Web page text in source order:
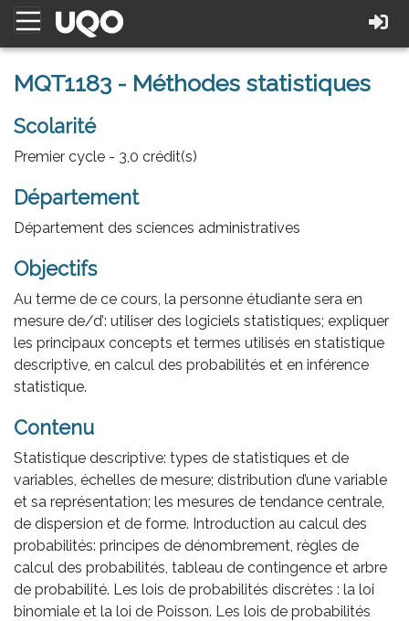
MQT1183 - Méthodes statistiques
Scolarité
Premier cycle - 3,0 crédit(s)
Département
Département des sciences administratives
Objectifs
Au terme de ce cours, la personne étudiante sera en
mesure de/d’: utiliser des logiciels statistiques; expliquer
les principaux concepts et termes utilisés en statistique
descriptive, en calcul des probabilités et en inférence
statistique.
Contenu
Statistique descriptive: types de statistiques et de
variables, échelles de mesure; distribution d’une variable
et sa représentation; les mesures de tendance centrale,
de dispersion et de forme. Introduction au calcul des
probabilités: principes de dénombrement, règles de
calcul des probabilités, tableau de contingence et arbre
de probabilité. Les lois de probabilités discrètes : la loi
binomiale et la loi de Poisson. Les lois de probabilités